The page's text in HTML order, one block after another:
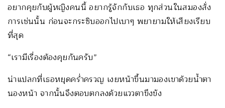
อยากคุยกับผู้หญิงคนนี้ อยากรู้จักกับเธอ ทุกส่วนในสมองสั่ง
การเช่นนั้น ก่อนจะกระซิบออกไปเบาๆ พยายามให้เสียงเรียบ
ที่สุด
“เรามีเรื่องต้องคุยกันครับ”
น่าแปลกที่เธอหยุดคร่ำครวญ เงยหน้าขึ้นมามองเขาด้วยน้ำตา
นองหน้า จากนั้นจึงตอบตกลงด้วยแววตาขึงขัง